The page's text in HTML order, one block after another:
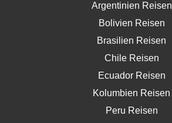
Argentinien Reisen
Bolivien Reisen
Brasilien Reisen
Chile Reisen
Ecuador Reisen
Kolumbien Reisen
Peru Reisen